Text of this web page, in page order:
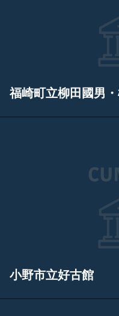
福崎町立柳田國男
小野市立好古館